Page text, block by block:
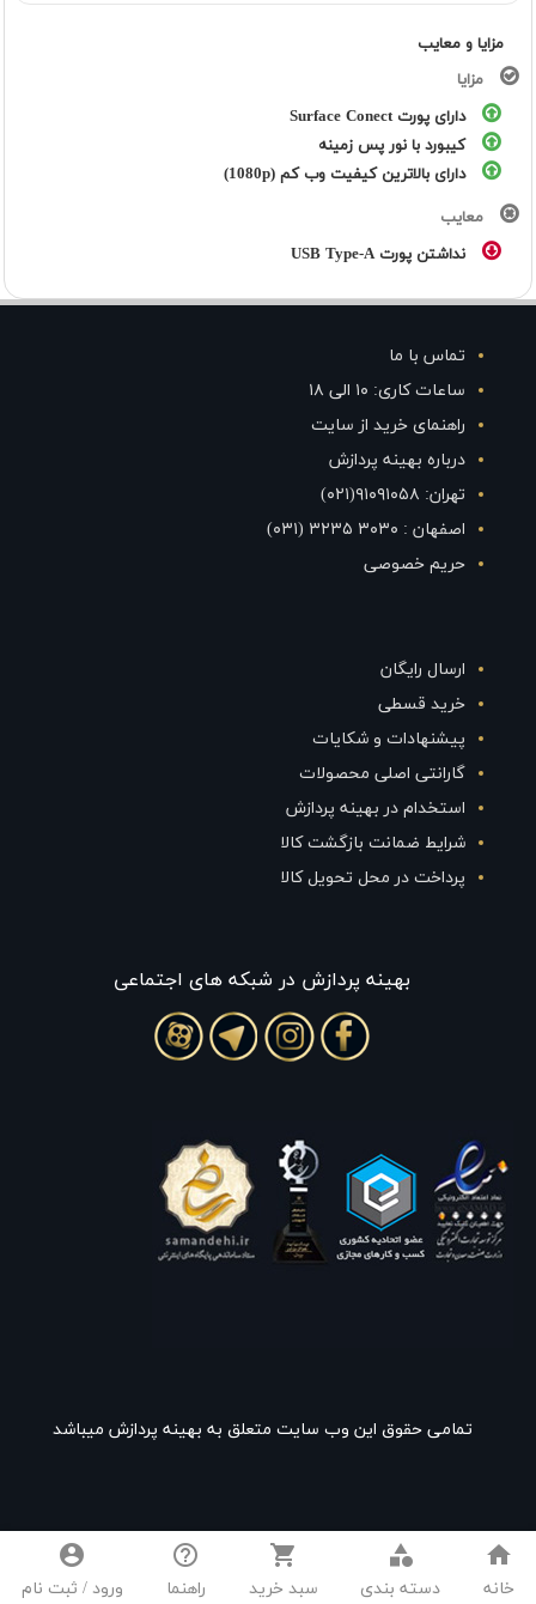
مزایا و معایب
مزایا
دارای پورت Surface Conect
کیبورد با نور پس زمینه
دارای بالاترین کیفیت وب کم (1080p)
معایب
نداشتن پورت USB Type-A
تماس با ما
ساعات کاری: ۱۰ الی ۱۸
راهنمای خرید از سایت
درباره بهینه پردازش
تهران: ۹۱۰۹۱۰۵۸(۰۲۱)
اصفهان : ۳۰۳۰ ۳۲۳۵ (۰۳۱)
حریم خصوصی
ارسال رایگان
خرید قسطی
پیشنهادات و شکایات
گارانتی اصلی محصولات
استخدام در بهینه پردازش
شرایط ضمانت بازگشت کالا
پرداخت در محل تحویل کالا
بهينه پردازش در شبکه های اجتماعی
تمامی حقوق این وب سایت متعلق به بهینه پردازش میباشد
home
خانه
category
دسته بندی
shopping_cart
سبد خرید
help_outline
راهنما
account_circle
ورود / ثبت نام